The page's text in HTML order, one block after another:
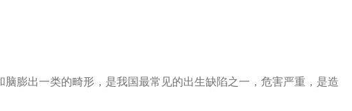
膨出一类的畸形，是我国最常见的出生缺陷之一，危害严重，是造